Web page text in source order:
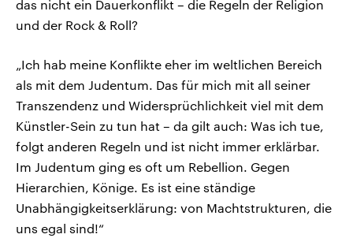
das nicht ein Dauerkonflikt – die Regeln der Religion
und der Rock & Roll?
„Ich hab meine Konflikte eher im weltlichen Bereich
als mit dem Judentum. Das für mich mit all seiner
Transzendenz und Widersprüchlichkeit viel mit dem
Künstler-Sein zu tun hat – da gilt auch: Was ich tue,
folgt anderen Regeln und ist nicht immer erklärbar.
Im Judentum ging es oft um Rebellion. Gegen
Hierarchien, Könige. Es ist eine ständige
Unabhängigkeitserklärung: von Machtstrukturen, die
uns egal sind!“